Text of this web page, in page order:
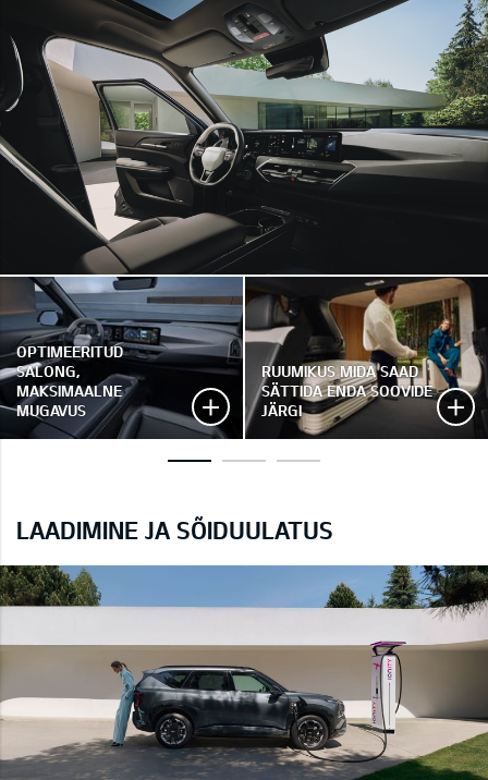
OPTIMEERITUD
SALONG,
MAKSIMAALNE
MUGAVUS
RUUMIKUS MIDA SAAD
SÄTTIDA ENDA SOOVIDE
JÄRGI
LAADIMINE JA SÕIDUULATUS